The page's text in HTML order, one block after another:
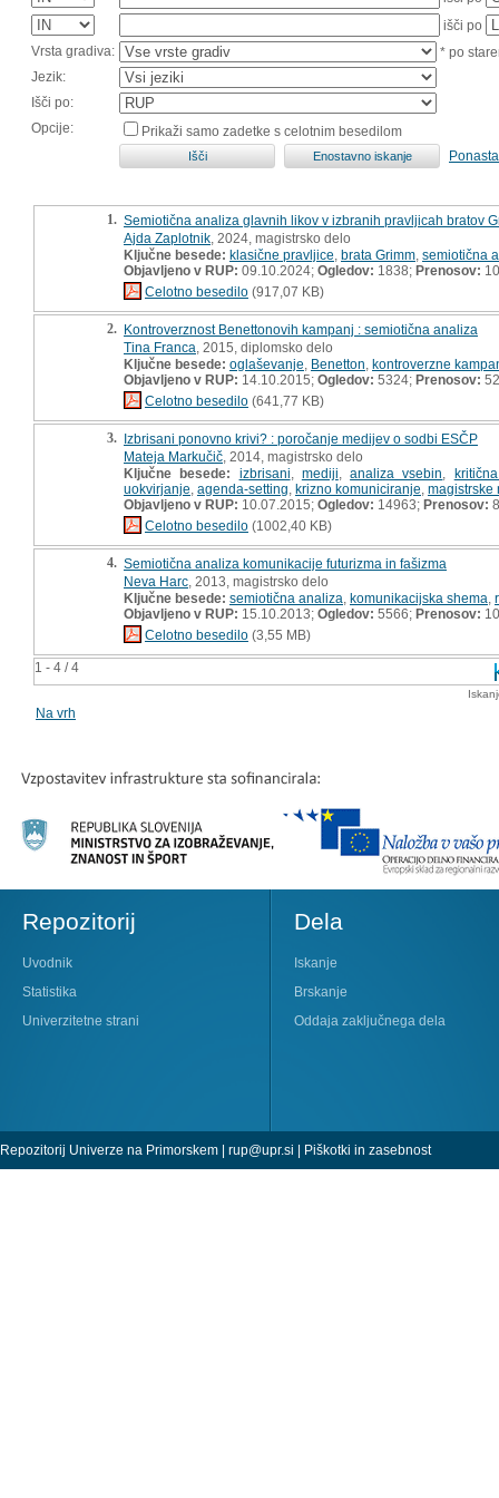
išči po
Vrsta gradiva:
* po
Jezik:
Išči po:
Opcije:
Prikaži samo zadetke s celotnim besedilom
1 - 4 / 4
1. Semiotična analiza glavnih likov v izbranih pravljicah bratov
Ajda Zaplotnik , 2024, magistrsko delo
Ključne besede: klasične pravljice brata Grimm semiotična
Objavljeno v RUP: 09.10.2024; Ogledov: 1838; Prenosov:
Celotno besedilo (917,07 KB)
2. Kontroverznost Benettonovih kampanj : semiotična analiza
Tina Franca , 2015, diplomsko delo
Ključne besede: oglaševanje Benetton kontroverzne
Objavljeno v RUP: 14.10.2015; Ogledov: 5324; Prenosov: 52
Celotno besedilo (641,77 KB)
3. Izbrisani ponovno krivi? : poročanje medijev o sodbi ESČP
Mateja Markučič , 2014, magistrsko delo
Ključne besede:
izbrisani mediji ,analiza vsebin
uokvirjanje agenda-setting krizno komuniciranje magistrske
Objavljeno v RUP: 10.07.2015; Ogledov: 14963; Prenosov:
Celotno besedilo (1002,40 KB)
4. Semiotična analiza komunikacije futurizma in fašizma
Neva Harc , 2013, magistrsko delo
Ključne besede: semiotična analiza komunikacijska shema
Objavljeno v RUP: 15.10.2013; Ogledov: 5566; Prenosov:
Celotno besedilo (3,55 MB)
Na vrh
Repozitorij
Uvodnik
Statistika
Univerzitetne strani
Dela
Iskanje
Brskanje
Oddaja zaključnega dela
Repozitorij Univerze na Primorskem | rup@upr.si | Piškotki in zasebnost